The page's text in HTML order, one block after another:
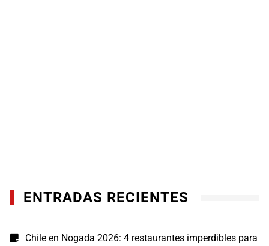
ENTRADAS RECIENTES
Chile en Nogada 2026: 4 restaurantes imperdibles para